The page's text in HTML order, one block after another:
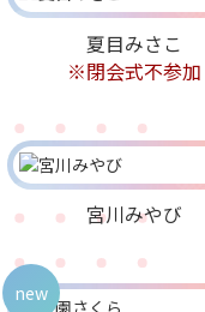
夏目みさこ
※閉会式不参加
宮川みやび
new